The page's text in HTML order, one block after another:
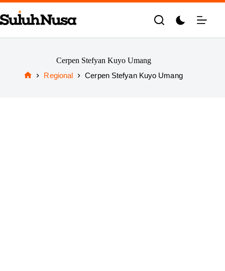
Skip
to
content
Cerpen Stefyan Kuyo Umang
Regional Cerpen Stefyan Kuyo Umang